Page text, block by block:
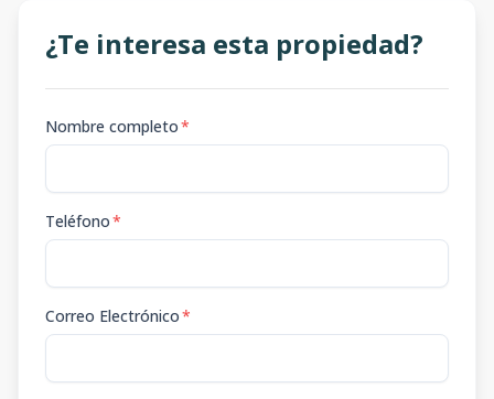
¿Te interesa esta propiedad?
Nombre completo*
Teléfono*
Correo Electrónico*